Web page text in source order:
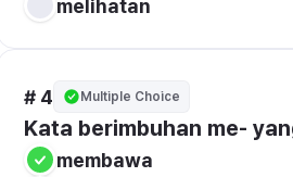
melihatan
# 4 Multiple Choice
Kata berimbuhan me-
membawa